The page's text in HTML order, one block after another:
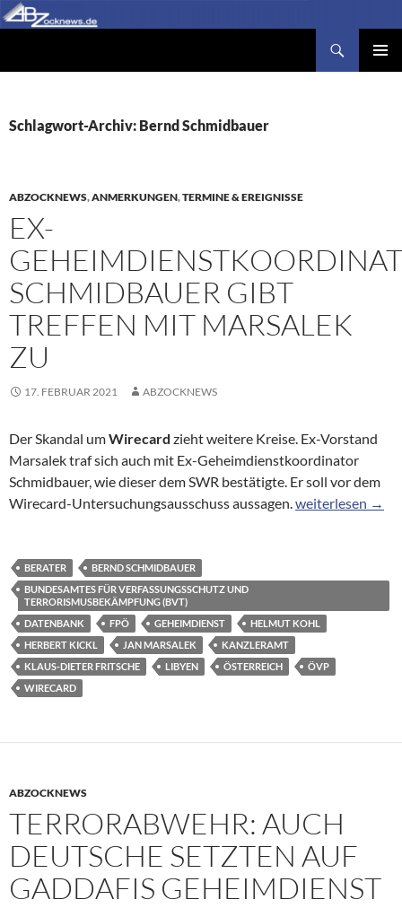
Zum
Inhalt
Schlagwort-Archiv: Bernd Schmidbauer
ABZOCKNEWS,ANMERKUNGEN,TERMINE & EREIGNISSE
EX-
SCHMIDBAUER GIBT
TREFFEN MIT MARSALEK
ZU
17. FEBRUAR 2021 ABZOCKNEWS
Der Skandal umWirecard zieht weitere Kreise. Ex-Vorstand
Marsalek traf sich auch mit Ex-Geheimdienstkoordinator
Schmidbauer, wie dieser dem SWR bestätigte. Er soll vor dem
Wirecard-Untersuchungsausschuss aussagen.Ex-
weiterlesen →
BERATER
BERND SCHMIDBAUER
BUNDESAMTES FÜR VERFASSUNGSSCHUTZ UND
TERRORISMUSBEKÄMPFUNG (BVT)
DATENBANK
FPÖ GEHEIMDIENST
HELMUT KOHL
HERBERT KICKL
JAN MARSALEK
KANZLERAMT
KLAUS-DIETER FRITSCHE
LIBYEN ÖSTERREICH
ÖVP
WIRECARD
ABZOCKNEWS
TERRORABWEHR: AUCH
DEUTSCHE SETZTEN AUF
GADDAFIS GEHEIMDIENST